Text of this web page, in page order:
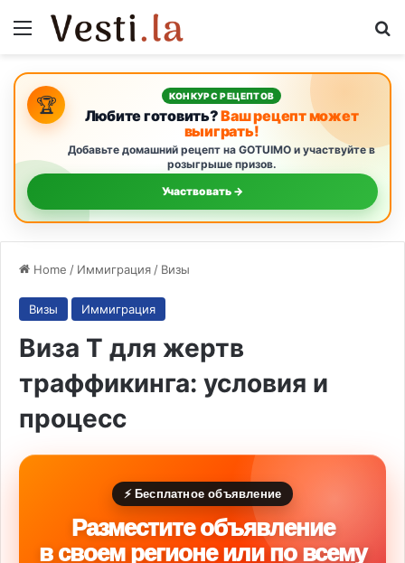
Menu
🏆 КОНКУРС РЕЦЕПТОВ
Любите готовить?Ваш рецепт может
выиграть!
Добавьте домашний рецепт на GOTUIMO и участвуйте в
розыгрыше призов.
Участвовать →
Home / Иммиграция / Визы
Визы Иммиграция
Виза T для жертв
траффикинга: условия и
процесс
⚡ Бесплатное объявление
Разместите объявление
в своем регионе или по всему